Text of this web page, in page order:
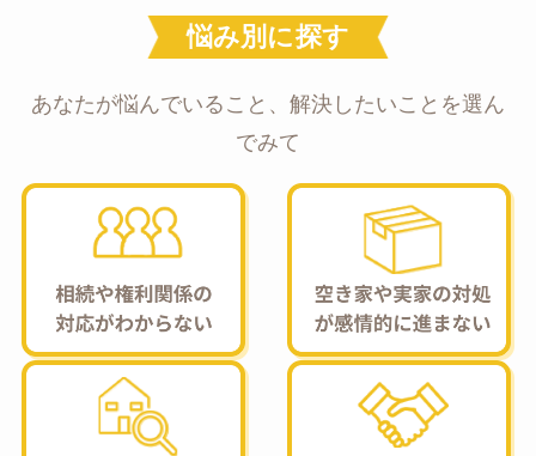
悩み別に探す
あなたが悩んでいること、解決したいことを選ん
でみて